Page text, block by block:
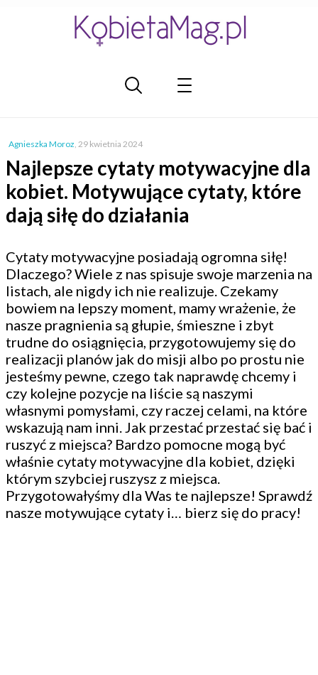
Agnieszka Moroz, 29 kwietnia 2024
Najlepsze cytaty motywacyjne dla
kobiet. Motywujące cytaty, które
dają siłę do działania
Cytaty motywacyjne posiadają ogromna siłę!
Dlaczego? Wiele z nas spisuje swoje marzenia na
listach, ale nigdy ich nie realizuje. Czekamy
bowiem na lepszy moment, mamy wrażenie, że
nasze pragnienia są głupie, śmieszne i zbyt
trudne do osiągnięcia, przygotowujemy się do
realizacji planów jak do misji albo po prostu nie
jesteśmy pewne, czego tak naprawdę chcemy i
czy kolejne pozycje na liście są naszymi
własnymi pomysłami, czy raczej celami, na które
wskazują nam inni. Jak przestać przestać się bać i
ruszyć z miejsca? Bardzo pomocne mogą być
właśnie cytaty motywacyjne dla kobiet, dzięki
którym szybciej ruszysz z miejsca.
Przygotowałyśmy dla Was te najlepsze! Sprawdź
nasze motywujące cytaty i… bierz się do pracy!